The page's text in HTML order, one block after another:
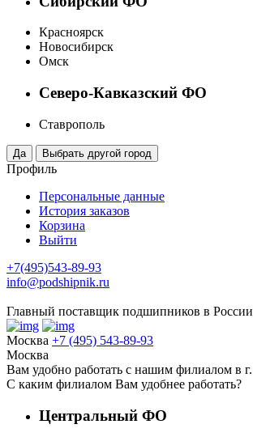
Красноярск
Новосибирск
Омск
Северо-Кавказский ФО
Ставрополь
Профиль
Персональные данные
История заказов
Корзина
Выйти
+7(495)543-89-93
info@podshipnik.ru
Главный поставщик подшипников в России
Москва +7 (495) 543-89-93
Москва
Вам удобно работать с нашим филиалом в г.
С каким филиалом Вам удобнее работать?
Центральный ФО